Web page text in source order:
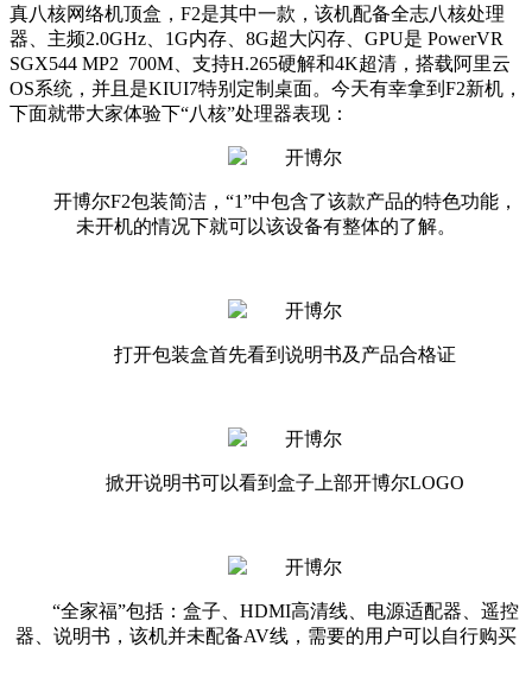
真八核网络机顶盒，F2是其中一款，该机配备全志八核处理
器、主频2.0GHz、1G内存、8G超大闪存、GPU是 PowerVR
SGX544 MP2 700M、支持H.265硬解和4K超清，搭载阿里云
OS系统，并且是KIUI7特别定制桌面。今天有幸拿到F2新机，
下面就带大家体验下“八核”处理器表现：
开博尔F2包装简洁，“1”中包含了该款产品的特色功能，
未开机的情况下就可以该设备有整体的了解。
打开包装盒首先看到说明书及产品合格证
掀开说明书可以看到盒子上部开博尔LOGO
“全家福”包括：盒子、HDMI高清线、电源适配器、遥控
器、说明书，该机并未配备AV线，需要的用户可以自行购买